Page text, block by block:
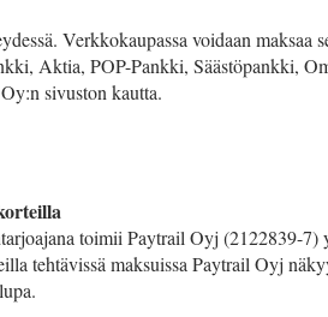
Verkkokaupassa voidaan
Aktia, POP-Pankki, Säästöpankki,
sivuston kautta.
toimii Paytrail Oyj (2122839-7)
tehtävissä maksuissa Paytrail Oyj